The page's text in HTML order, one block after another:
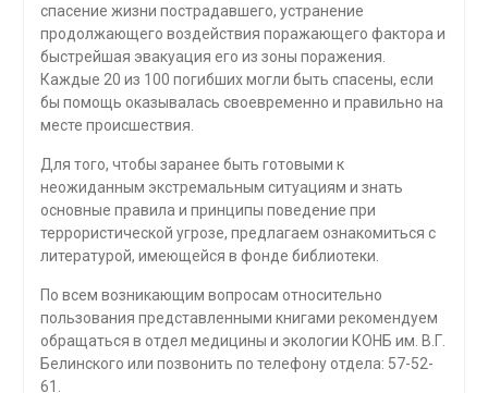
спасение жизни пострадавшего, устранение
продолжающего воздействия поражающего фактора и
быстрейшая эвакуация его из зоны поражения.
Каждые 20 из 100 погибших могли быть спасены, если
бы помощь оказывалась своевременно и правильно на
месте происшествия.
Для того, чтобы заранее быть готовыми к
неожиданным экстремальным ситуациям и знать
основные правила и принципы поведение при
террористической угрозе, предлагаем ознакомиться с
литературой, имеющейся в фонде библиотеки.
По всем возникающим вопросам относительно
пользования представленными книгами рекомендуем
обращаться в отдел медицины и экологии КОНБ им. В.Г.
Белинского или позвонить по телефону отдела: 57-52-
61.